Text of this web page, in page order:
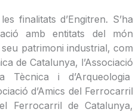
finalitats d’Engitren. S’ha
amb entitats del món
patrimoni industrial, com
de Catalunya, l’Associació
i d’Arqueologia
d’Amics del Ferrocarril
Ferrocarril de Catalunya,